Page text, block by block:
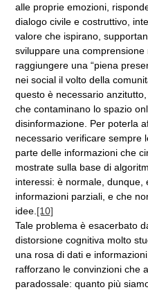
alle proprie emozioni,
dialogo civile e costruttivo,
valore che ispirano,
sviluppare una
raggiungere una “piena
nei social il volto della
questo è necessario
che contaminano lo spazio
disinformazione. Per poterla
necessario verificare sempre
parte delle informazioni che
mostrate sulla base di
interessi: è normale, dunque,
informazioni parziali, e che
idee. [10]
Tale problema è esacerbato
distorsione cognitiva molto
una rosa di dati e
rafforzano le convinzioni che
paradossale: quanto più